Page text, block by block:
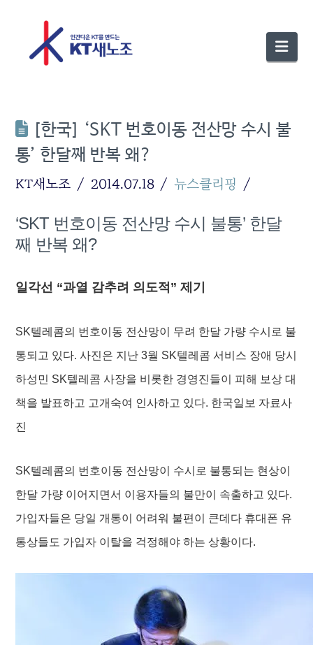
[한국] ‘SKT 번호이동 전산망 수시 불
통’ 한달째 반복 왜?
KT새노조 2014.07.18 뉴스클리핑
‘SKT 번호이동 전산망 수시 불통’ 한달
째 반복 왜?
일각선 “과열 감추려 의도적” 제기
SK텔레콤의 번호이동 전산망이 무려 한달 가량 수시로 불
통되고 있다. 사진은 지난 3월 SK텔레콤 서비스 장애 당시
하성민 SK텔레콤 사장을 비롯한 경영진들이 피해 보상 대
책을 발표하고 고개숙여 인사하고 있다. 한국일보 자료사
진
SK텔레콤의 번호이동 전산망이 수시로 불통되는 현상이
한달 가량 이어지면서 이용자들의 불만이 속출하고 있다.
가입자들은 당일 개통이 어려워 불편이 큰데다 휴대폰 유
통상들도 가입자 이탈을 걱정해야 하는 상황이다.